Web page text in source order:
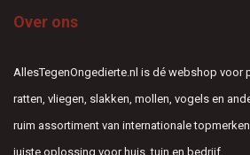
Over ons
AllesTegenOngedierte.nl is dé webshop voor
ratten, vliegen, slakken, mollen, vogels en
ruim assortiment van internationale
juiste oplossing voor huis, tuin en bedrijf.